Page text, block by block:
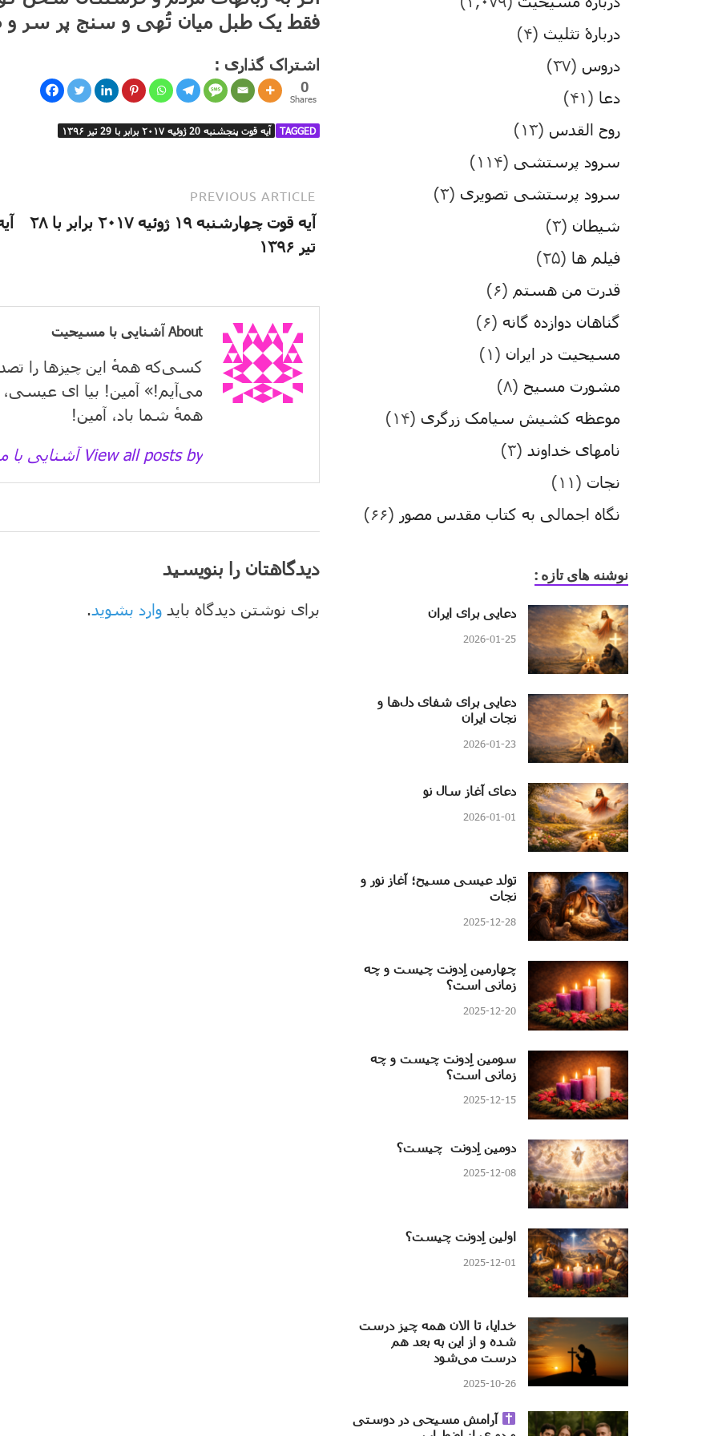
فقط یک طبل میان تُهی و سنج پر سر
اشتراک گذاری :
0
Shares
TAGGED آیه قوت پنجشنبه 20 ژوئیه ۲۰۱۷ برابر با 29 تیر ۱۳۹۶
PREVIOUS ARTICLE
آیه قوت چهارشنبه ۱۹ ژوئیه ۲۰۱۷ برابر با ۲۸
تیر ۱۳۹۶
About آشنایی با مسیحیت
کسی‌که همهٔ این چیزها را
می‌آیم!» آمین! بیا ای
همهٔ شما باد، آمین!
View all posts by آشنایی با مسیحیت →
دیدگاهتان را بنویسید
برای نوشتن دیدگاه باید وارد بشوید .
دربارۀ تثلیث (۴)
دروس (۳۷)
دعا (۴۱)
روح القدس (۱۳)
سرود پرستشی (۱۱۴)
سرود پرستشی تصویری (۳)
شیطان (۳)
فیلم ها (۲۵)
قدرت من هستم (۶)
گناهان دوازده گانه (۶)
مسیحیت در ایران (۱)
مشورت مسیح (۸)
موعظه کشیش سیامک زرگری (۱۴)
نامهای خداوند (۳)
نجات (۱۱)
نگاه اجمالی به کتاب مقدس مصور (۶۶)
نوشنه های تازه :
دعایی برای ایران
2026-01-25
دعایی برای شفای دل‌ها و
نجات ایران
2026-01-23
دعای آغاز سال نو
2026-01-01
تولد عیسی مسیح؛ آغاز نور و
نجات
2025-12-28
چهارمین اِدونت چیست و چه
زمانی است؟
2025-12-20
سومین اِدونت چیست و چه
زمانی است؟
2025-12-15
دومین اِدونت چیست؟
2025-12-08
اولین اِدونت چیست؟
2025-12-01
خدایا، تا الان همه چیز درست
شده و از این به بعد هم
درست می‌شود
2025-10-26
آرامش مسیحی در دوستی